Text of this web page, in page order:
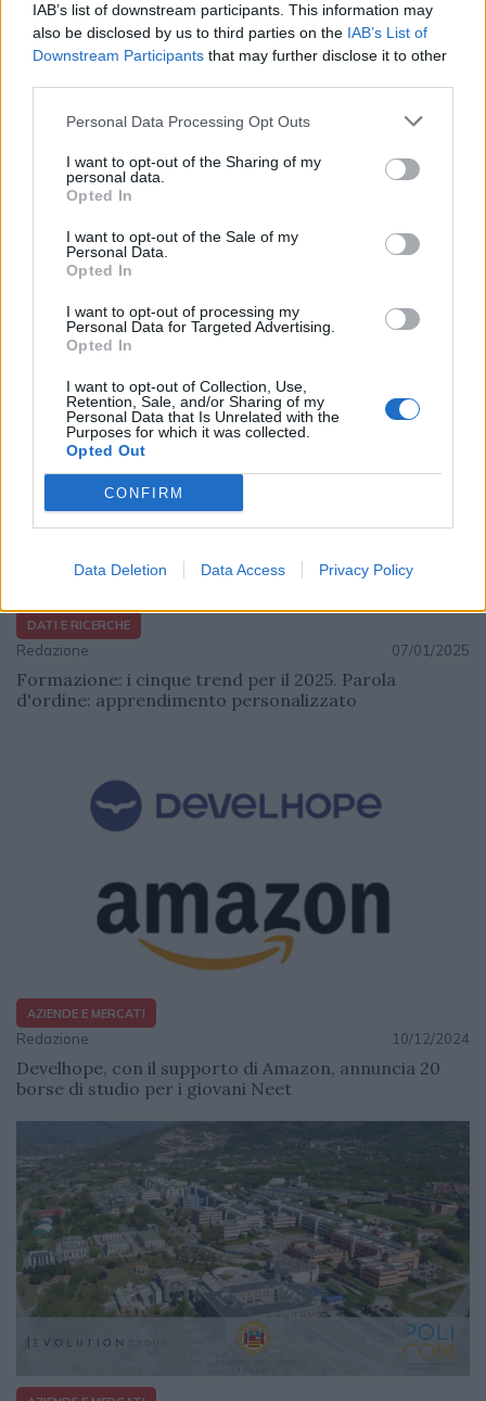
IAB’s list of downstream participants. This information may
also be disclosed by us to third parties on the IAB’s List of
Downstream Participants that may further disclose it to other
Personal Data Processing Opt Outs
I want to opt-out of the Sharing of my
personal data.
Opted In
I want to opt-out of the Sale of my
Personal Data.
Opted In
I want to opt-out of processing my
Personal Data for Targeted Advertising.
Opted In
I want to opt-out of Collection, Use,
Retention, Sale, and/or Sharing of my
Personal Data that Is Unrelated with the
Purposes for which it was collected.
Opted Out
CONFIRM
Data Deletion Data Access Privacy Policy
DATI E RICERCHE
Redazione
Webboh Lab svela i contorni della scuola ideale
DATI E RICERCHE
Redazione 07/01/2025
Formazione: i cinque trend per il 2025. Parola
d'ordine: apprendimento personalizzato
AZIENDE E MERCATI
Redazione 10/12/2024
Develhope, con il supporto di Amazon, annuncia 20
borse di studio per i giovani Neet